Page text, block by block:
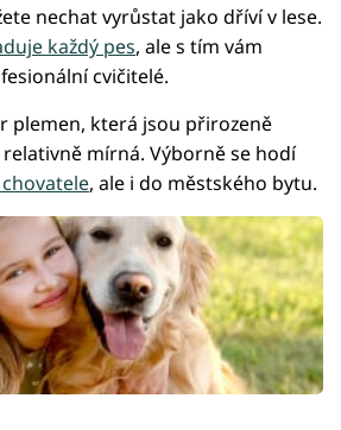
nechat vyrůstat jako dříví v lese.
každý pes, ale s tím vám
cvičitelé.
plemen, která jsou přirozeně
mírná. Výborně se hodí
, ale i do městského bytu.